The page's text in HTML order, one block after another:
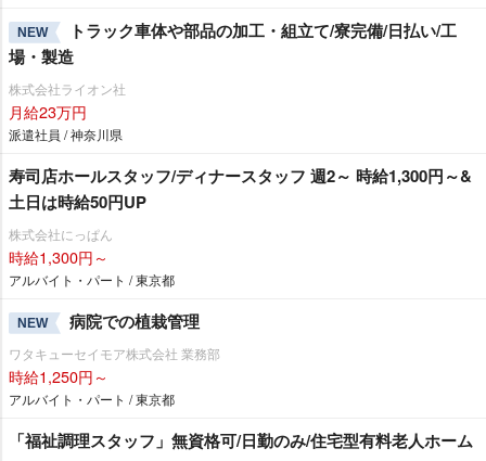
NEW
トラック車体や部品の加工・組立て/寮完備/日払い/工
場・製造
株式会社ライオン社
月給23万円
派遣社員 / 神奈川県
寿司店ホールスタッフ/ディナースタッフ 週2～ 時給1,300円～&
土日は時給50円UP
株式会社にっぱん
時給1,300円～
アルバイト・パート / 東京都
NEW 病院での植栽管理
ワタキューセイモア株式会社 業務部
時給1,250円～
アルバイト・パート / 東京都
「福祉調理スタッフ」無資格可/日勤のみ/住宅型有料老人ホーム